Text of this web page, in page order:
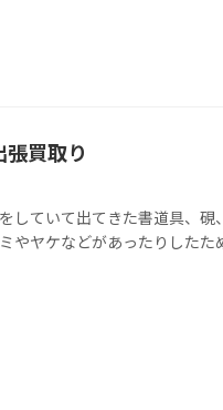
買取り
していて出てきた書道具、硯
やヤケなどがあったりしたた